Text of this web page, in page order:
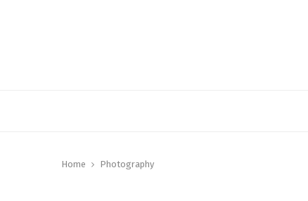
Home Photography